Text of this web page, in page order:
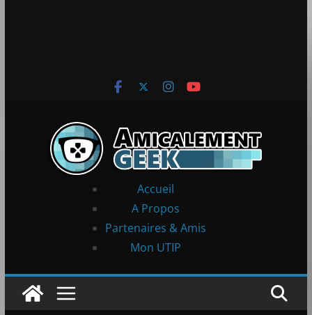
Accueil
A Propos
Partenaires & Amis
Mon UTIP